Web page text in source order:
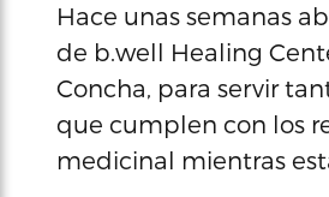
Hace unas semanas
de b.well Healing
Concha, para servir
que cumplen con los
medicinal mientras